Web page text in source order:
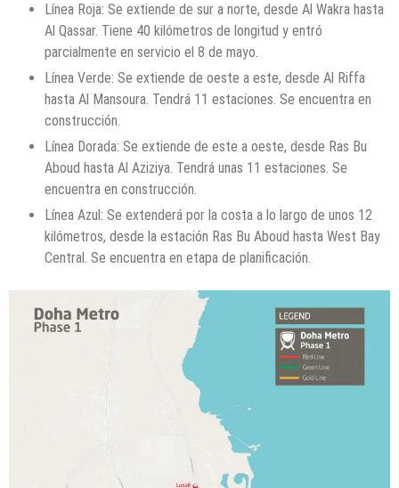
Línea Roja: Se extiende de sur a norte, desde Al Wakra hasta
Al Qassar. Tiene 40 kilómetros de longitud y entró
parcialmente en servicio el 8 de mayo.
Línea Verde: Se extiende de oeste a este, desde Al Riffa
hasta Al Mansoura. Tendrá 11 estaciones. Se encuentra en
construcción.
Línea Dorada: Se extiende de este a oeste, desde Ras Bu
Aboud hasta Al Aziziya. Tendrá unas 11 estaciones. Se
encuentra en construcción.
Línea Azul: Se extenderá por la costa a lo largo de unos 12
kilómetros, desde la estación Ras Bu Aboud hasta West Bay
Central. Se encuentra en etapa de planificación.